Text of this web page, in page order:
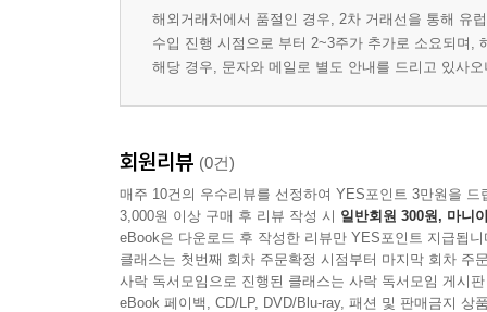
해외거래처에서 품절인 경우, 2차 거래선을 통해 유
수입 진행 시점으로 부터 2~3주가 추가로 소요되며,
해당 경우, 문자와 메일로 별도 안내를 드리고 있사
회원리뷰 (0건)
매주 10건의 우수리뷰를 선정하여 YES포인트 3만원을 드
3,000원 이상 구매 후 리뷰 작성 시 일반회원 300원, 마니
eBook은 다운로드 후 작성한 리뷰만 YES포인트 지급됩니
클래스는 첫번째 회차 주문확정 시점부터 마지막 회차 주
사락 독서모임으로 진행된 클래스는 사락 독서모임 게시
eBook 페이백, CD/LP, DVD/Blu-ray, 패션 및 판매금지 상